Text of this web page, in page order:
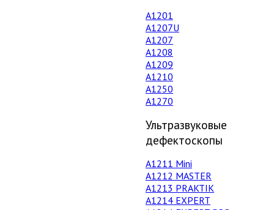
A1201
А1207U
А1207
А1208
А1209
А1210
А1250
А1270
Ультразвуковые
дефектоскопы
А1211 Mini
А1212 MASTER
A1213 PRAKTIK
А1214 EXPERT